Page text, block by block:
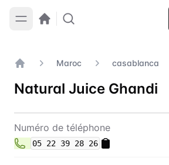
Maroc casablanca
Natural Juice Ghandi
Contact Natural Juice
Numéro de téléphone
05 22 39 28 26